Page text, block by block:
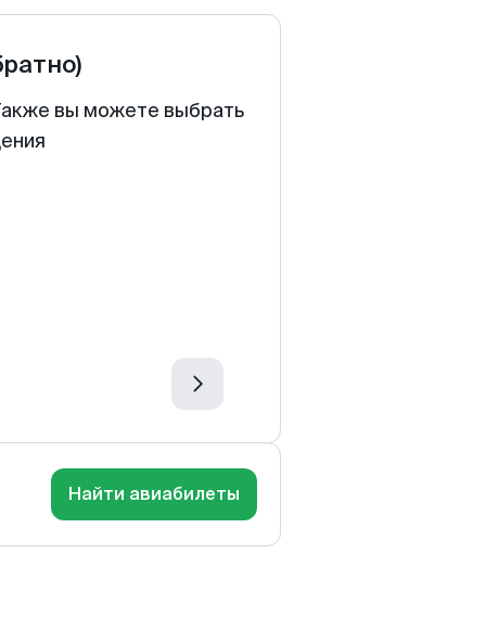
вы можете выбрать
Найти авиабилеты